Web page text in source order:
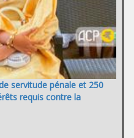
servitude pénale et 250
requis contre la